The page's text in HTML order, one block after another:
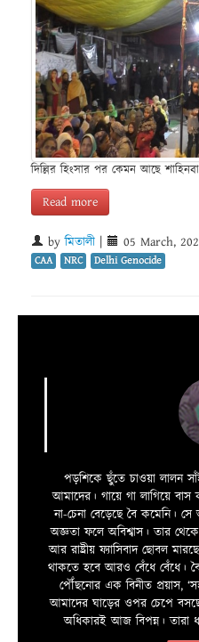
দিল্লির হিংসার পর কেমন আছে
Read more
byমিতালী | 05 March,
CAA
NRC Delhi Genocide
পড়শিকে ছুঁতে চাওয়া লালন
আমাদের। গায়ে গা লাগিয়ে
না-চেনা বেড়েছে বৈ কমেনি।
অজ্ঞতা ফলে অবিশ্বাস। তার
আর রাষ্ট্রীয় ফ্যাসিবাদ ছোবল
থাকতে হবে আরও বেঁধে বেঁধে।
পৌঁছনোর এক বিনীত প্রয়াস,
আমাদের ঘাড়ের ওপর চেপে
অধিকারই আজ বিপন্ন। তারা